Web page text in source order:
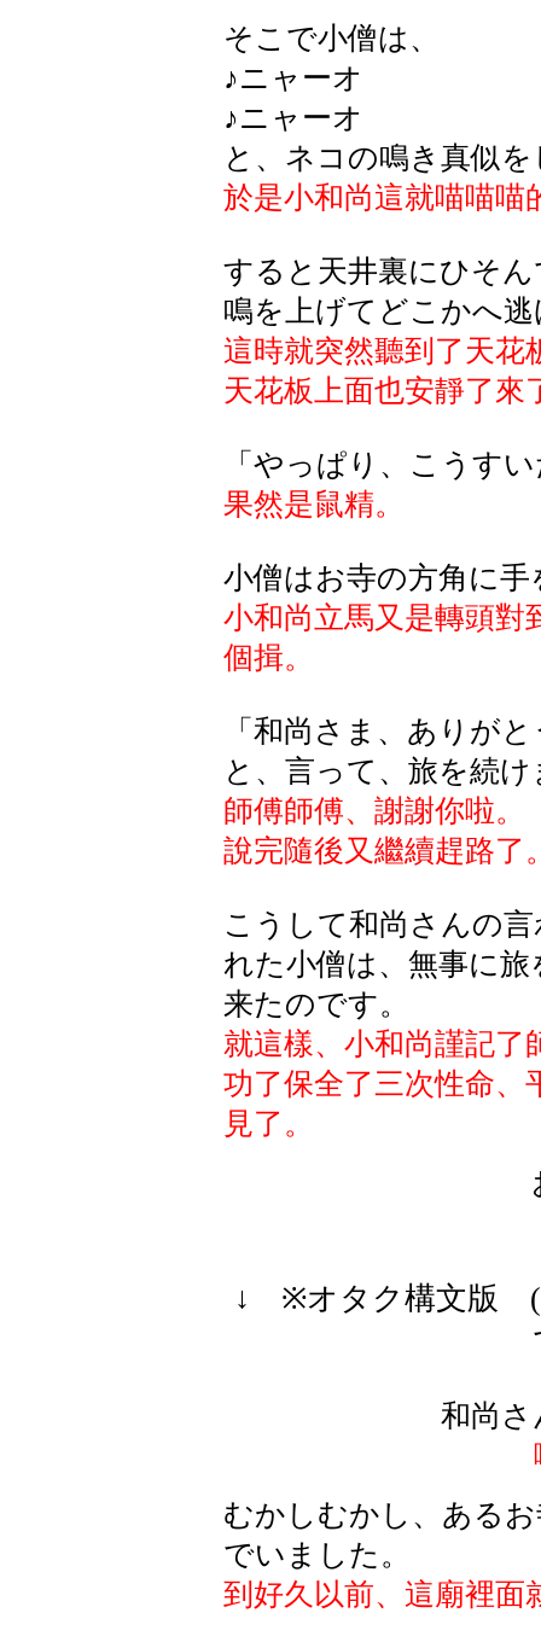
そこで小僧は、
♪ニャーオ
♪ニャーオ
と、ネコの鳴き真似
於是小和尚這就喵喵喵
すると天井裏にひそ
鳴を上げてどこかへ
這時就突然聽到了天花
天花板上面也安靜了來
「やっぱり、こうす
果然是鼠精。
小僧はお寺の方角に
小和尚立馬又是轉頭對
個揖。
「和尚さま、ありが
と、言って、旅を続
師傅師傅、謝謝你啦。
說完隨後又繼續趕路了
こうして和尚さんの
れた小僧は、無事に
来たのです。
就這樣、小和尚謹記了
功了保全了三次性命、
見了。
↓ ※オタク構文版 (
和尚さ
むかしむかし、ある
でいました。
到好久以前、這廟裡面